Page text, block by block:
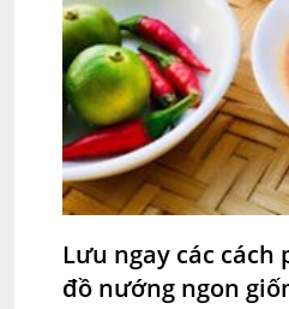
Lưu ngay các cách
đồ nướng ngon